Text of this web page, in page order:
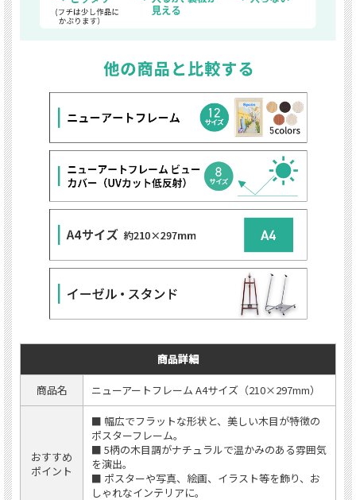
商品詳細
商品名 ニューアートフレーム A4サイズ（210×297mm）
おすすめ
ポイント
■ 幅広でフラットな形状と、美しい木目が特徴の
ポスターフレーム。
■ 5柄の木目調がナチュラルで温かみのある雰囲気
を演出。
■ ポスターや写真、絵画、イラスト等を飾り、お
しゃれなインテリアに。